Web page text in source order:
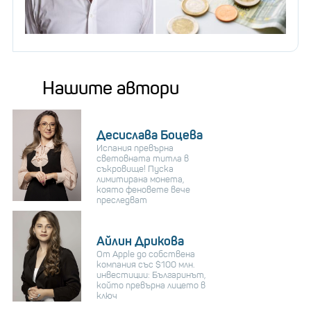
Нашите автори
Десислава Боцева
Испания превърна
световната титла в
съкровище! Пуска
лимитирана монета,
която феновете вече
преследват
Айлин Дрикова
От Apple до собствена
компания със $100 млн.
инвестиции: Българинът,
който превърна лицето в
ключ